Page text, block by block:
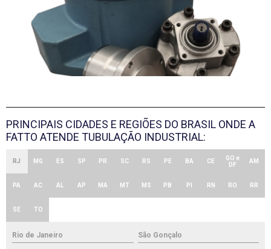
PRINCIPAIS CIDADES E REGIÕES DO BRASIL ONDE A
FATTO ATENDE TUBULAÇÃO INDUSTRIAL:
RJ MG ES SP PR SC RS PE BA CE
GO e
DF
AM
PA AC AL AP MA MT MS PB PI RN RO RR
SE TO
Rio de Janeiro São Gonçalo